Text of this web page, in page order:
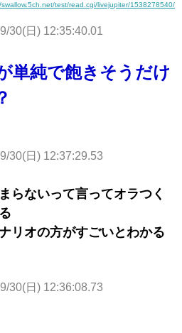
test/read.cgi/livejupiter/1538278540/
30(日) 12:35:40.01
単純で飽きそうだけ
30(日) 12:37:29.53
らないって言ってオラつく
リオの方がすごいとわかる
30(日) 12:36:08.73